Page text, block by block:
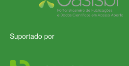
Suportado por